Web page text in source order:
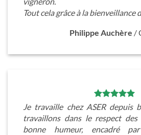
Tout cela grâce à la bienveillance
Philippe Auchère /
Je travaille chez ASER depuis
travaillons dans le respect
bonne humeur, encadré